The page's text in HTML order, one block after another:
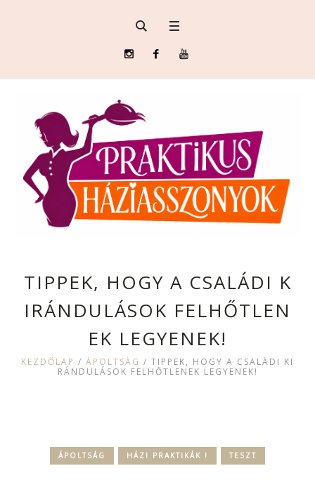
TIPPEK, HOGY A CSALÁDI K
IRÁNDULÁSOK FELHŐTLEN
EK LEGYENEK!
KEZDŐLAP / ÁPOLTSÁG / TIPPEK, HOGY A CSALÁDI KI
RÁNDULÁSOK FELHŐTLENEK LEGYENEK!
ÁPOLTSÁG HÁZI PRAKTIKÁK ! TESZT